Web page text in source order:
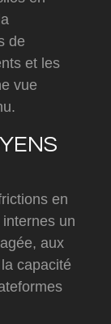
de
et les
vue
en
un
aux
capacité